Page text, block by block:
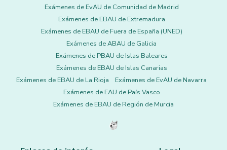
Exámenes de EvAU de Comunidad de Madrid
Exámenes de EBAU de Extremadura
Exámenes de EBAU de Fuera de España (UNED)
Exámenes de ABAU de Galicia
Exámenes de PBAU de Islas Baleares
Exámenes de EBAU de Islas Canarias
Exámenes de EBAU de La Rioja
Exámenes de EvAU de Navarra
Exámenes de EAU de País Vasco
Exámenes de EBAU de Región de Murcia